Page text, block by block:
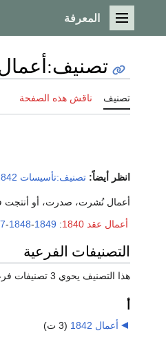
القائمة الرئيسية
المعرفة
تصنيف:أعمال
تصنيف ناقش هذه الصفحة
انظر أيضاً: تصنيف:تأسيسات 1842
أعمال نُشرت، صدرت، أو
أعمال عقد 1840
:
-1848-1849
التصنيفات الفرعية
هذا التصنيف يحوي 3 تصنيفات فرعية، من إجمالي 3.
أعمال 1842 (3 ت)